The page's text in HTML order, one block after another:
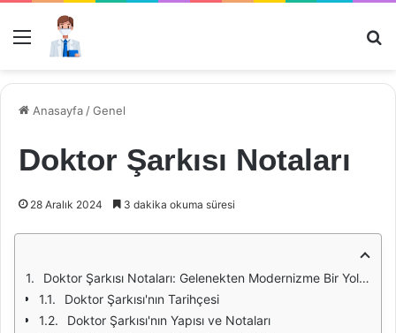
Menü
Anasayfa /Genel
Doktor Şarkısı Notaları
28 Aralık 2024 3 dakika okuma süresi
Doktor Şarkısı Notaları: Gelenekten Modernizme Bir Yolculuk
Doktor Şarkısı'nın Tarihçesi
Doktor Şarkısı'nın Yapısı ve Notaları